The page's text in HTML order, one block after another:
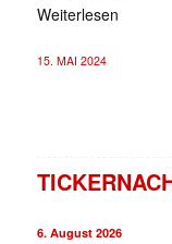
Weiterlesen
15. MAI 2024
6. August 2026